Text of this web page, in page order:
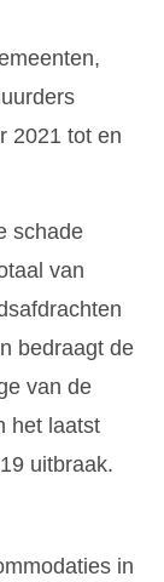
2021 tot en
schade
van
bedraagt de
van de
het laatst
uitbraak.
in